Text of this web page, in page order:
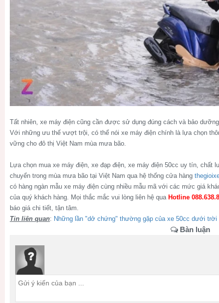
Tất nhiên, xe máy điện cũng cần được sử dụng đúng cách và bảo
Với những ưu thế vượt trội, có thể nói xe máy điện chính là lựa chọn
vững cho đô thị Việt Nam mùa mưa bão.
Lựa chọn mua xe máy điện, xe đạp điện, xe máy điện 50cc uy tín, chất
chuyển trong mùa mưa bão tại Việt Nam qua hệ thống cửa hàng
có hàng ngàn mẫu xe máy điện cùng nhiều mẫu mã với các mức giá
của quý khách hàng. Mọi thắc mắc vui lòng liên hệ qua Hotline
báo giá chi tiết, tận tâm.
Tin liên quan: Những lần "dở chứng" thường gặp của xe 50cc dưới
Bàn luận